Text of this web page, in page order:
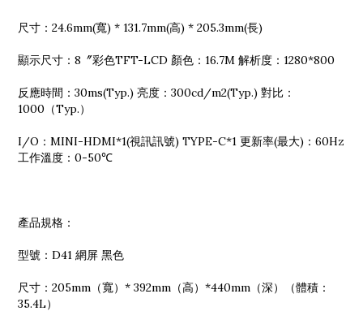
尺寸：24.6mm(寬) * 131.7mm(高) * 205.3mm(長)
顯示尺寸：8〞彩色TFT-LCD 顏色：16.7M 解析度：1280*800
反應時間：30ms(Typ.) 亮度：300cd/m2(Typ.) 對比：
1000（Typ.）
I/O：MINI-HDMI*1(視訊訊號) TYPE-C*1 更新率(最大)：60Hz
工作溫度：0-50℃
產品規格：
型號：D41 網屏 黑色
尺寸：205mm（寬）* 392mm（高）*440mm（深）（體積：
35.4L）